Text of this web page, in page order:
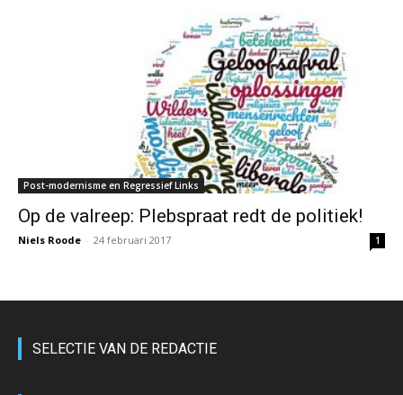
Post-modernisme en Regressief Links
Op de valreep: Plebspraat redt de politiek!
Niels Roode - 24 februari 2017 1
SELECTIE VAN DE REDACTIE